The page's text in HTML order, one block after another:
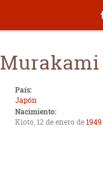
País:
Japón
Nacimiento:
Kioto, 12 de enero de1949